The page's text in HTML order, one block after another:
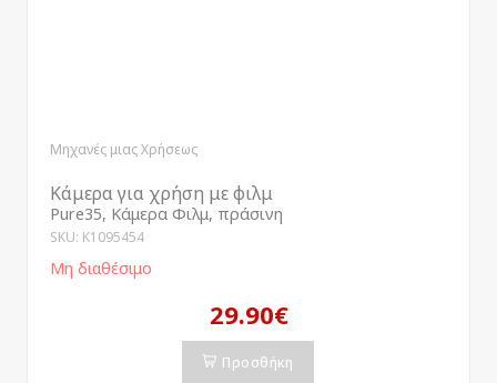
Μηχανές μιας Χρήσεως
Κάμερα για χρήση με φιλμ
Pure35, Κάμερα Φιλμ, πράσινη
SKU: K1095454
Μη διαθέσιμο
29.90€
Προσθήκη